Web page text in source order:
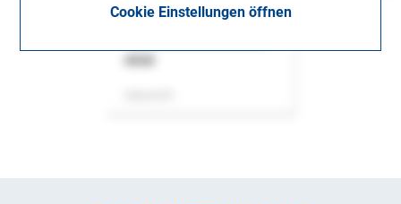
Cookie Einstellungen öffnen